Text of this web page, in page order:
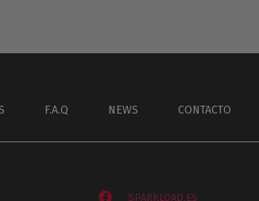
F.A.Q NEWS CONTACTO
SPARKLOAD.ES